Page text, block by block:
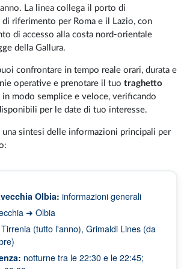
La linea collega il porto di
di riferimento per Roma e il Lazio, con
di accesso alla costa nord-orientale
della Gallura.
confrontare in tempo reale orari, durata e
operative e prenotare il tuotraghetto
in modo semplice e veloce, verificando
per le date di tuo interesse.
sintesi delle informazioni principali per
Olbia: informazioni generali
➜ Olbia
Tirrenia (tutto l'anno), Grimaldi Lines (da
notturne tra le 22:30 e le 22:45;